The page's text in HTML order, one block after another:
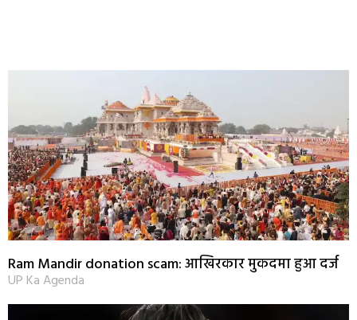
Ram Mandir donation scam: आखिरकार मुकदमा हुआ दर्ज
UP Ka Agenda